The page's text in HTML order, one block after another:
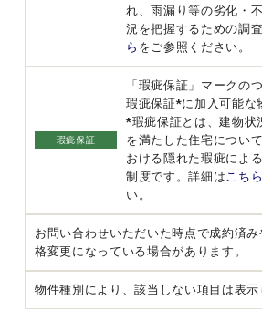
れ、雨漏り等の劣化・
況を把握するための調
ら をご参照ください。
瑕疵保証
「瑕疵保証」マークの
瑕疵保証*に加入可能な
*瑕疵保証とは、建物状
を満たした住宅につい
おける隠れた瑕疵によ
制度です。詳細は こちら
い。
お問い合わせいただいた時点で成約済
格変更になっている場合があります。
物件種別により、該当しない項目は表示